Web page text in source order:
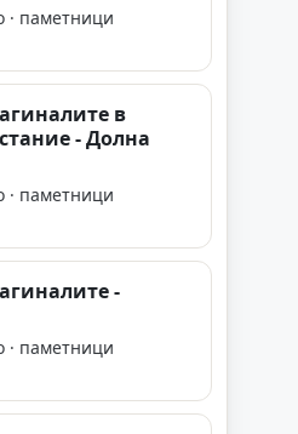
· паметници
в
- Долна
· паметници
-
· паметници